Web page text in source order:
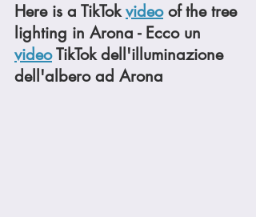
Here is a TikTok video of the tree
lighting in Arona - Ecco un
video TikTok dell'illuminazione
dell'albero ad Arona